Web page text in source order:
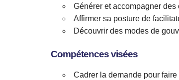
Générer et accompagner
Affirmer sa posture de
Découvrir des modes de
Compétences visées
Cadrer la demande pour